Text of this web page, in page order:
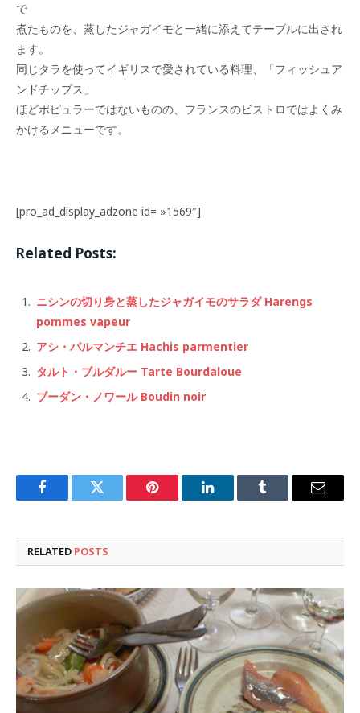
で
煮たものを、蒸したジャガイモと一緒に添えてテーブルに出され
ます。
同じタラを使ってイギリスで愛されている料理、「フィッシュア
ンドチップス」
ほどポピュラーではないものの、フランスのビストロではよくみ
かけるメニューです。
[pro_ad_display_adzone id= »1569″]
Related Posts:
ニシンの切り身と蒸したジャガイモのサラダ Harengs
pommes vapeur
アシ・パルマンチエ Hachis parmentier
タルト・ブルダルー Tarte Bourdaloue
ブーダン・ノワール Boudin noir
FacebookTwitter Pinterest LinkedInTumblr Email
RELATED POSTS